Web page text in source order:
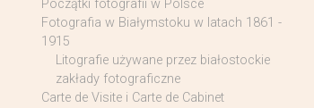
Początki fotografii w Polsce
Fotografia w Białymstoku w latach 1861 -
1915
Litografie używane przez białostockie
zakłady fotograficzne
Carte de Visite i Carte de Cabinet